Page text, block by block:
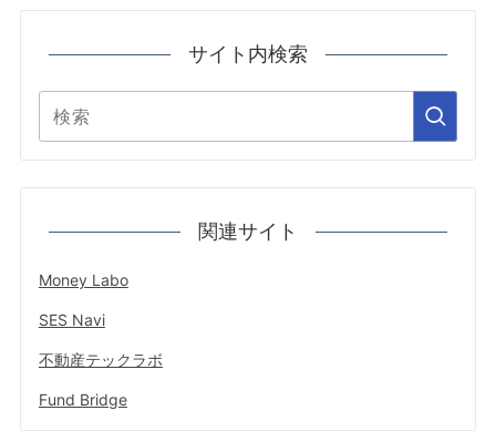
サイト内検索
関連サイト
Money Labo
SES Navi
不動産テックラボ
Fund Bridge